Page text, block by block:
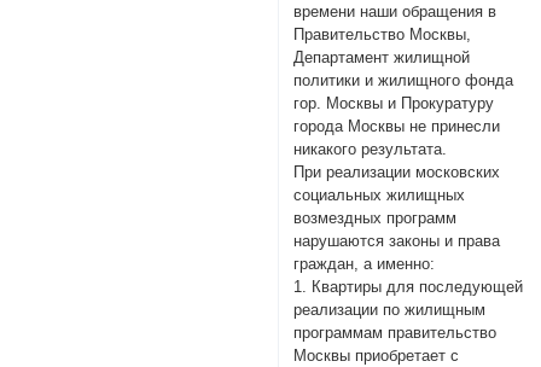
времени наши обращения в
Правительство Москвы,
Департамент жилищной
политики и жилищного фонда
гор. Москвы и Прокуратуру
города Москвы не принесли
никакого результата.
При реализации московских
социальных жилищных
возмездных программ
нарушаются законы и права
граждан, а именно:
1. Квартиры для последующей
реализации по жилищным
программам правительство
Москвы приобретает с